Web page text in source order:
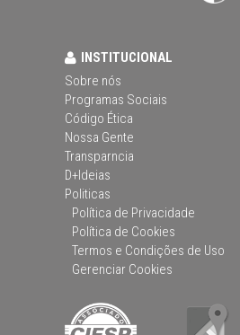
INSTITUCIONAL
Sobre nós
Programas Sociais
Código Ética
Nossa Gente
Transparncia
D+Ideias
Politicas
Política de Privacidade
Política de Cookies
Termos e Condições de Uso
Gerenciar Cookies